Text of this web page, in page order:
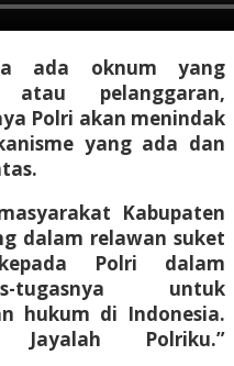
ada oknum yang
atau pelanggaran,
Polri akan menindak
yang ada dan
Kabupaten
dalam relawan suket
Polri dalam
tugasnya untuk
hukum di Indonesia.
Jayalah Polriku.”